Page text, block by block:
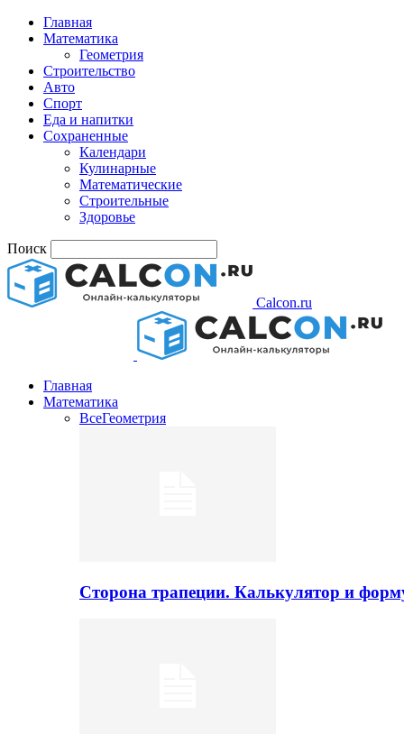
Главная
Математика
Геометрия
Строительство
Авто
Спорт
Еда и напитки
Сохраненные
Календари
Кулинарные
Математические
Строительные
Здоровье
Поиск
Calcon.ru
Главная
Математика
ВсеГеометрия
Сторона трапеции. Калькулятор и